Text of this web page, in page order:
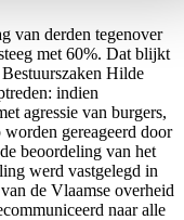
van derden tegenover
met 60%. Dat blijkt
Hilde
indien
agressie van burgers,
gereageerd door
beoordeling van het
werd vastgelegd in
de Vlaamse overheid
naar alle